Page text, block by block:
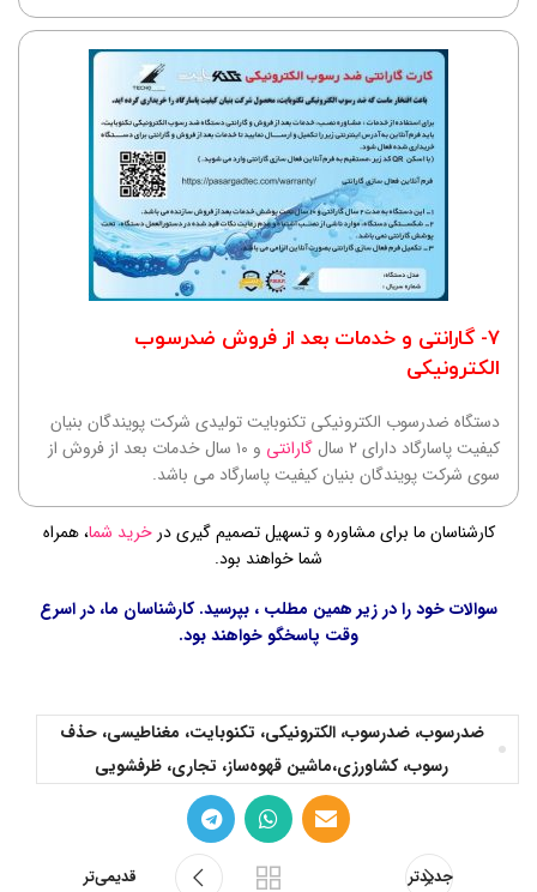
۷- گارانتی و خدمات بعد از فروش ضدرسوب
الکترونیکی
دستگاه ضدرسوب الکترونیکی تکنوبایت تولیدی شرکت پویندگان بنیان
کیفیت پاسارگاد دارای ۲ سال
گارانتی
و ۱۰ سال خدمات بعد از فروش از
سوی شرکت پویندگان بنیان کیفیت پاسارگاد می باشد.
کارشناسان ما برای مشاوره و تسهیل تصمیم گیری درخرید شما، همراه
شما خواهند بود.
سوالات خود را در زیر همین مطلب ، بپرسید. کارشناسان ما، در اسرع
وقت پاسخگو خواهند بود.
ضدرسوب، ضدرسوب، الکترونیکی، تکنوبایت، مغناطیسی، حذف
رسوب، کشاورزی،ماشین قهوه‌ساز، تجاری، ظرفشویی
جدیدتر قدیمی‌تر